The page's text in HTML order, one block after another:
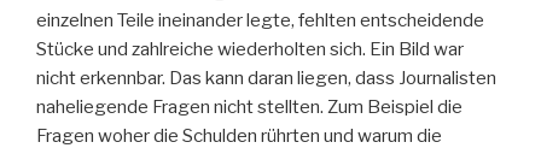
einzelnen Teile ineinander legte, fehlten entscheidende
Stücke und zahlreiche wiederholten sich. Ein Bild war
nicht erkennbar. Das kann daran liegen, dass Journalisten
naheliegende Fragen nicht stellten. Zum Beispiel die
Fragen woher die Schulden rührten und warum die